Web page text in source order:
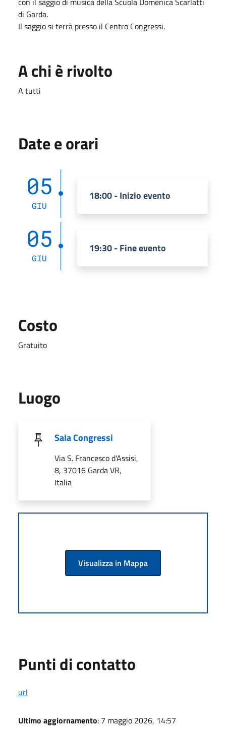
di Garda.
Il saggio si terrà presso il Centro Congressi.
A chi è rivolto
A tutti
Date e orari
05
GIU
18:00 - Inizio evento
05
GIU
19:30 - Fine evento
Costo
Gratuito
Luogo
Sala Congressi
Via S. Francesco d'Assisi,
8, 37016 Garda VR,
Italia
Visualizza in Mappa
Punti di contatto
url
Ultimo aggiornamento: 7 maggio 2026, 14:57